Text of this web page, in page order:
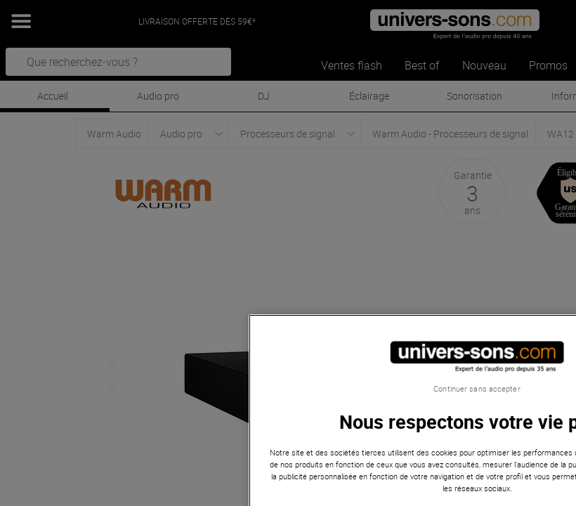
LIVRAISON OFFERTE DÈS 59€*
Ventes flash Best of Nouveau Promos
Accueil Audio pro DJ Éclairage Sonorisation
Warm Audio Audio pro Processeurs de signal Warm Audio - Processeurs de signal
Garantie
3
ans
Nous respectons votre vie
Notre site et des sociétés tierces utilisent des cookies pour optimiser les performances
de nos produits en fonction de ceux que vous avez consultés, mesurer l'audience de la
la publicité personnalisée en fonction de votre navigation et de votre profil et vous
les réseaux sociaux.
Continuer sans accepter